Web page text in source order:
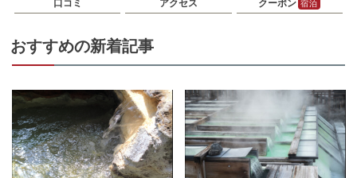
※ 掲載情報は変更になる場合があります。最新の内容はご利用前にご自身でお
※ 料金情報は税込・税抜表記が混ざっております。正しい金額はご利用前にご
自身でお問合せください。
口コミ アクセス クーポン 宿泊
おすすめの新着記事